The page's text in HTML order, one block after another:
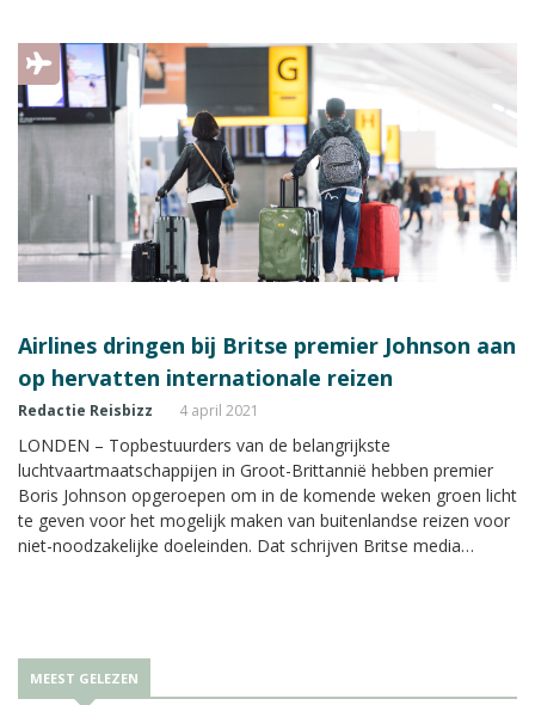
Airlines dringen bij Britse premier Johnson aan
op hervatten internationale reizen
Redactie Reisbizz 4 april 2021
LONDEN – Topbestuurders van de belangrijkste
luchtvaartmaatschappijen in Groot-Brittannië hebben premier
Boris Johnson opgeroepen om in de komende weken groen licht
te geven voor het mogelijk maken van buitenlandse reizen voor
niet-noodzakelijke doeleinden. Dat schrijven Britse media
MEEST GELEZEN